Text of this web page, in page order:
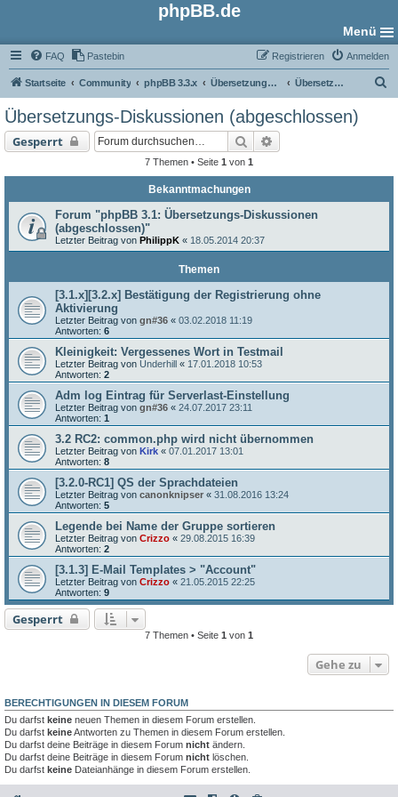
phpBB.de
Menü
FAQ Pastebin Anmelden
Registrieren
Startseite Community phpBB 3.3.x Übersetzungs-Foren Übersetzungs-Diskussionen (abgeschlossen)
Übersetzungs-Diskussionen (abgeschlossen)
Gesperrt Suche
7 Themen • Seite 1 von 1
Bekanntmachungen
Forum "phpBB 3.1: Übersetzungs-Diskussionen
(abgeschlossen)"
Letzter Beitrag von PhilippK « 18.05.2014 20:37
Themen
[3.1.x][3.2.x] Bestätigung der Registrierung ohne
Aktivierung
Letzter Beitrag von gn#36 « 03.02.2018 11:19
Antworten: 6
Kleinigkeit: Vergessenes Wort in Testmail
Letzter Beitrag von Underhill « 17.01.2018 10:53
Antworten: 2
Adm log Eintrag für Serverlast-Einstellung
Letzter Beitrag von gn#36 « 24.07.2017 23:11
Antworten: 1
3.2 RC2: common.php wird nicht übernommen
Letzter Beitrag von Kirk « 07.01.2017 13:01
Antworten: 8
[3.2.0-RC1] QS der Sprachdateien
Letzter Beitrag von canonknipser « 31.08.2016 13:24
Antworten: 5
Legende bei Name der Gruppe sortieren
Letzter Beitrag von Crizzo « 29.08.2015 16:39
Antworten: 2
[3.1.3] E-Mail Templates > "Account"
Letzter Beitrag von Crizzo « 21.05.2015 22:25
Antworten: 9
Gesperrt
7 Themen • Seite 1 von 1
Gehe zu
BERECHTIGUNGEN IN DIESEM FORUM
Du darfst keine neuen Themen in diesem Forum erstellen.
Du darfst keineAntworten zu Themen in diesem Forum erstellen.
Du darfst deine Beiträge in diesem Forum nicht ändern.
Du darfst deine Beiträge in diesem Forum nicht löschen.
Du darfst keine Dateianhänge in diesem Forum erstellen.